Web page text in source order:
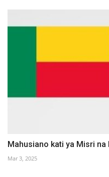
Mahusiano kati ya Misri na
Mar 3, 2025